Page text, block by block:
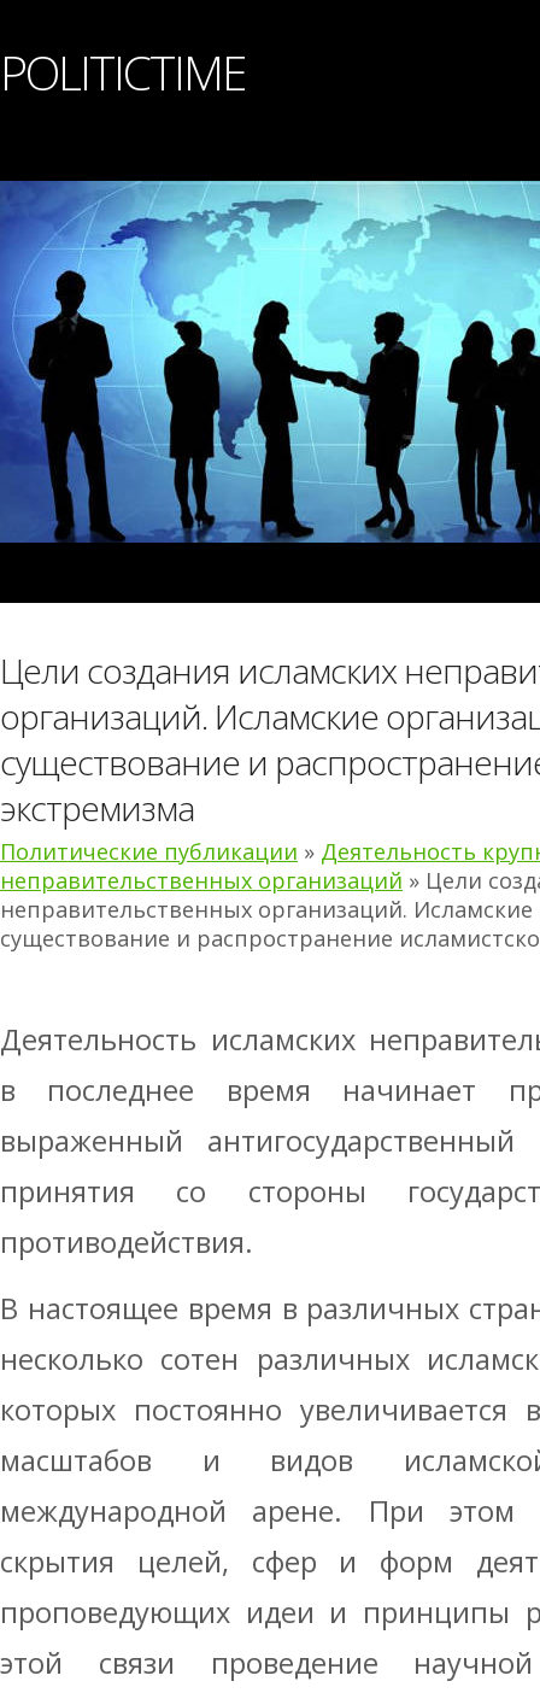
POLITICTIME
Цели создания исламских
организаций. Исламские
существование и
экстремизма
Политические публикации » Деятельность
неправительственных организаций » Цели
неправительственных организаций.
существование и распространение
Деятельность исламских
в последнее время начинает
выраженный антигосударственный
принятия со стороны
противодействия.
В настоящее время в различных
несколько сотен различных
которых постоянно
масштабов и видов
международной арене. При этом
скрытия целей, сфер и форм
проповедующих идеи и принципы
этой связи проведение